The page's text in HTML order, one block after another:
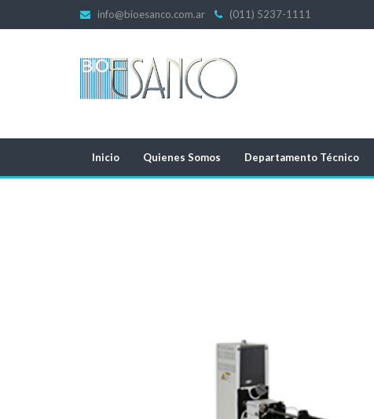
info@bioesanco.com.ar (011) 5237-1111
Inicio Quienes Somos Departamento Técnico